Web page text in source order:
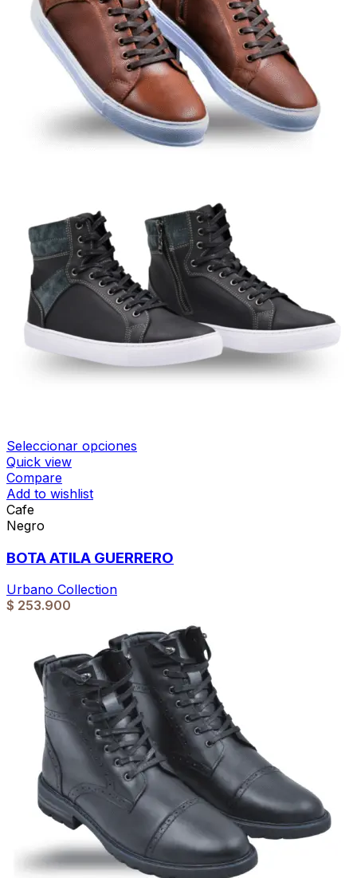
Seleccionar opciones
Quick view
Compare
Add to wishlist
Cafe
Negro
BOTA ATILA GUERRERO
Urbano Collection
$ 253.900